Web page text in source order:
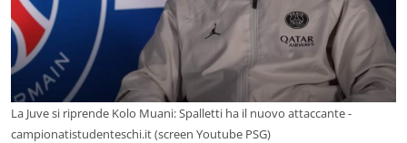
La Juve si riprende Kolo Muani: Spalletti ha il nuovo attaccante -
campionatistudenteschi.it (screen Youtube PSG)